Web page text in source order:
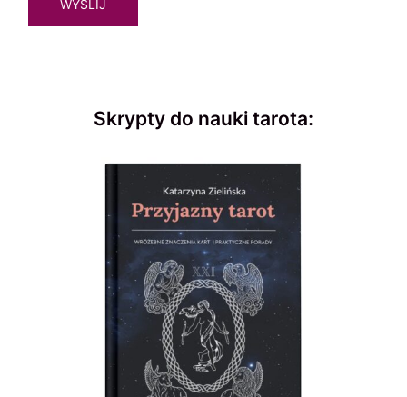
Skrypty do nauki tarota: